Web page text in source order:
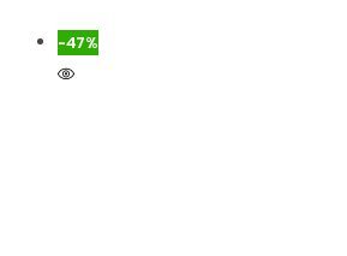
-47%